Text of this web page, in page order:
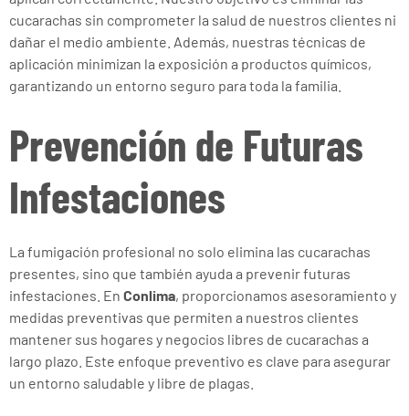
cucarachas sin comprometer la salud de nuestros clientes ni
dañar el medio ambiente. Además, nuestras técnicas de
aplicación minimizan la exposición a productos químicos,
garantizando un entorno seguro para toda la familia.
Prevención de Futuras
Infestaciones
La fumigación profesional no solo elimina las cucarachas
presentes, sino que también ayuda a prevenir futuras
infestaciones. En Conlima, proporcionamos asesoramiento y
medidas preventivas que permiten a nuestros clientes
mantener sus hogares y negocios libres de cucarachas a
largo plazo. Este enfoque preventivo es clave para asegurar
un entorno saludable y libre de plagas.